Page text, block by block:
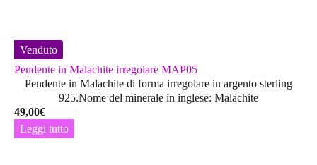
Venduto
Pendente in Malachite irregolare MAP05
Pendente in Malachite di forma irregolare in argento sterling
925.Nome del minerale in inglese: Malachite
49,00€
Leggi tutto